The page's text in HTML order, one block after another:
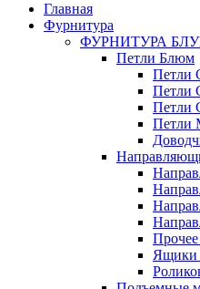
Главная
Фурнитура
ФУРНИТУРА
Петли Блюм
Петли
Петли
Петли
Петли
Ящики